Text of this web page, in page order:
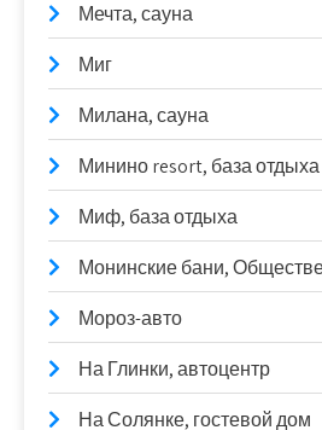
Мечта, сауна
Миг
Милана, сауна
Минино resort, база отдыха
Миф, база отдыха
Монинские бани,
Мороз-авто
На Глинки, автоцентр
На Солянке, гостевой дом